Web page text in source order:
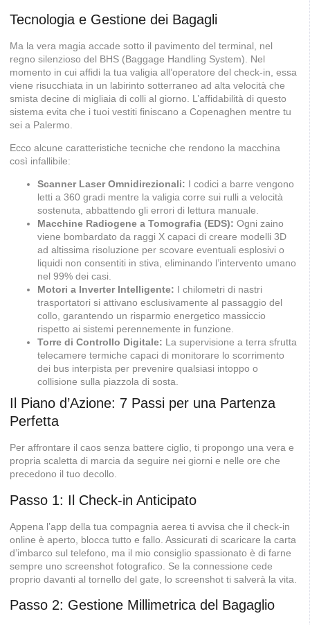
Tecnologia e Gestione dei Bagagli
Ma la vera magia accade sotto il pavimento del terminal, nel
regno silenzioso del BHS (Baggage Handling System). Nel
momento in cui affidi la tua valigia all’operatore del check-in, essa
viene risucchiata in un labirinto sotterraneo ad alta velocità che
smista decine di migliaia di colli al giorno. L’affidabilità di questo
sistema evita che i tuoi vestiti finiscano a Copenaghen mentre tu
sei a Palermo.
Ecco alcune caratteristiche tecniche che rendono la macchina
così infallibile:
Scanner Laser Omnidirezionali: I codici a barre vengono
letti a 360 gradi mentre la valigia corre sui rulli a velocità
sostenuta, abbattendo gli errori di lettura manuale.
Macchine Radiogene a Tomografia (EDS): Ogni zaino
viene bombardato da raggi X capaci di creare modelli 3D
ad altissima risoluzione per scovare eventuali esplosivi o
liquidi non consentiti in stiva, eliminando l’intervento umano
nel 99% dei casi.
Motori a Inverter Intelligente: I chilometri di nastri
trasportatori si attivano esclusivamente al passaggio del
collo, garantendo un risparmio energetico massiccio
rispetto ai sistemi perennemente in funzione.
Torre di Controllo Digitale: La supervisione a terra sfrutta
telecamere termiche capaci di monitorare lo scorrimento
dei bus interpista per prevenire qualsiasi intoppo o
collisione sulla piazzola di sosta.
Il Piano d’Azione: 7 Passi per una Partenza
Perfetta
Per affrontare il caos senza battere ciglio, ti propongo una vera e
propria scaletta di marcia da seguire nei giorni e nelle ore che
precedono il tuo decollo.
Passo 1: Il Check-in Anticipato
Appena l’app della tua compagnia aerea ti avvisa che il check-in
online è aperto, blocca tutto e fallo. Assicurati di scaricare la carta
d’imbarco sul telefono, ma il mio consiglio spassionato è di farne
sempre uno screenshot fotografico. Se la connessione cede
proprio davanti al tornello del gate, lo screenshot ti salverà la vita.
Passo 2: Gestione Millimetrica del Bagaglio